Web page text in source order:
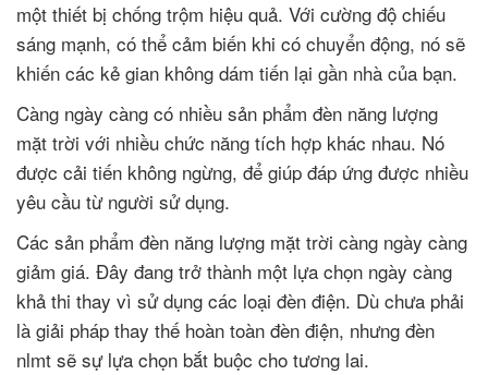
một thiết bị chống trộm hiệu quả. Với cường độ chiếu
sáng mạnh, có thể cảm biến khi có chuyển động, nó sẽ
khiến các kẻ gian không dám tiến lại gần nhà của bạn.
Càng ngày càng có nhiều sản phẩm đèn năng lượng
mặt trời với nhiều chức năng tích hợp khác nhau. Nó
được cải tiến không ngừng, để giúp đáp ứng được nhiều
yêu cầu từ người sử dụng.
Các sản phẩm đèn năng lượng mặt trời càng ngày càng
giảm giá. Đây đang trở thành một lựa chọn ngày càng
khả thi thay vì sử dụng các loại đèn điện. Dù chưa phải
là giải pháp thay thế hoàn toàn đèn điện, nhưng đèn
nlmt sẽ sự lựa chọn bắt buộc cho tương lai.